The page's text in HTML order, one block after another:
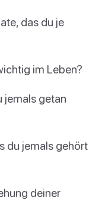
das du je
im Leben?
jemals getan
du jemals gehört
deiner